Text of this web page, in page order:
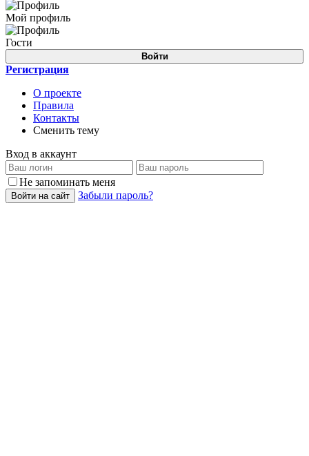
Мой профиль
Гости
Войти
Регистрация
О проекте
Правила
Контакты
Сменить тему
Вход в аккаунт
Не запоминать меня
Войти на сайт Забыли пароль?